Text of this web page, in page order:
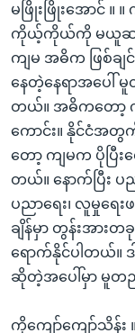
မဖြိုးဖြိုးအောင်
ကိုယ့်ကိုယ်ကို မယူဆသေ
ကျမ အဓိက ဖြစ်ခ
နေတဲ့နေရာအပေါ်
တယ်။ အဓိကတော့ က
ကောင်း။ နိုင်ငံအတွ
တော့ ကျမက ပိုပြီး
တယ်။ နောက်ပြီး ပ
ပညာရေး၊ လူမှုရေ
ချိန်မှာ တွန်းအား
ရောက်နိုင်ပါတယ်
ဆိုတဲ့အပေါ်မှာ မူတ
ကိုကျော်ကျော်သိန်း